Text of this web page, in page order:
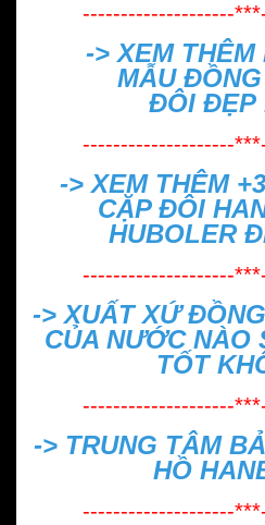
--------------------
-> XEM THÊM
MẪU
ĐÔI ĐẸP
--------------------
-> XEM THÊM
CẶP ĐÔI
HUBOLER
--------------------
->XUẤT XỨ
CỦA NƯỚC NÀO
TỐT
--------------------
-> TRUNG TÂM
HỒ
--------------------